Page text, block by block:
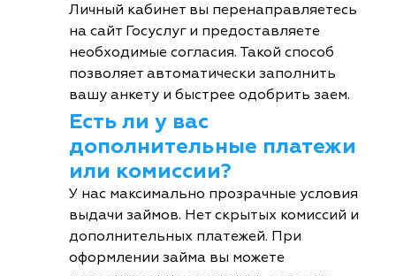
Личный кабинет вы перенаправляетесь
на сайт Госуслуг и предоставляете
необходимые согласия. Такой способ
позволяет автоматически заполнить
вашу анкету и быстрее одобрить заем.
Есть ли у вас
дополнительные платежи
или комиссии?
У нас максимально прозрачные условия
выдачи займов. Нет скрытых комиссий и
дополнительных платежей. При
оформлении займа вы можете